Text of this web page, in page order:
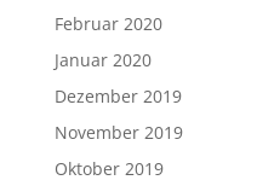
Februar 2020
Januar 2020
Dezember 2019
November 2019
Oktober 2019